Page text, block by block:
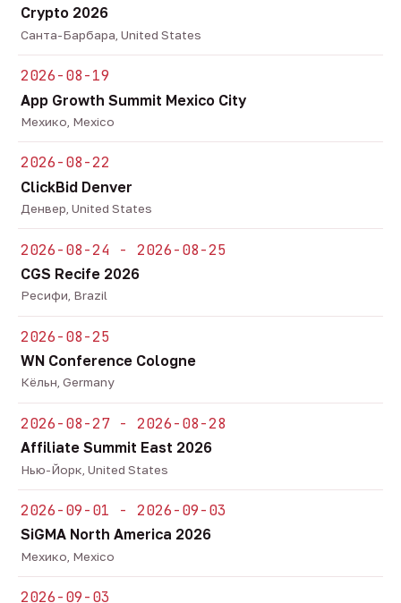
Crypto 2026
Санта-Барбара, United States
2026-08-19
App Growth Summit Mexico City
Мехико, Mexico
2026-08-22
ClickBid Denver
Денвер, United States
2026-08-24 - 2026-08-25
CGS Recife 2026
Ресифи, Brazil
2026-08-25
WN Conference Cologne
Кёльн, Germany
2026-08-27 - 2026-08-28
Affiliate Summit East 2026
Нью-Йорк, United States
2026-09-01 - 2026-09-03
SiGMA North America 2026
Мехико, Mexico
2026-09-03